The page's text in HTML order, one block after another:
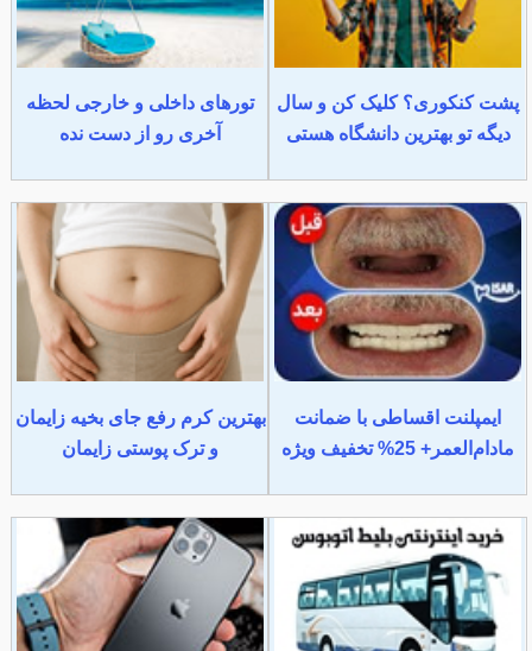
پشت کنکوری؟ کلیک کن و سال
دیگه تو بهترین دانشگاه هستی
تورهای داخلی و خارجی لحظه
آخری رو از دست نده
ایمپلنت اقساطی با ضمانت
مادام‌العمر+ 25% تخفیف ویژه
بهترین کرم رفع جای بخیه زایمان
و ترک پوستی زایمان